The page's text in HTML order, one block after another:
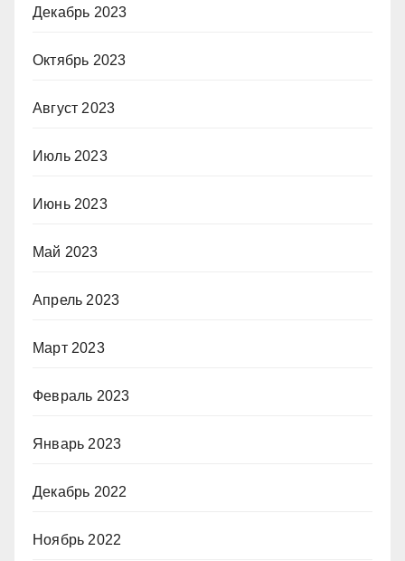
Декабрь 2023
Октябрь 2023
Август 2023
Июль 2023
Июнь 2023
Май 2023
Апрель 2023
Март 2023
Февраль 2023
Январь 2023
Декабрь 2022
Ноябрь 2022